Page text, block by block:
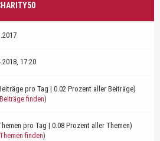
17:20
pro Tag | 0.02 Prozent aller Beiträge)
finden)
pro Tag | 0.08 Prozent aller Themen)
finden)